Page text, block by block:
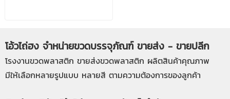
โอ้วไถ่ฮง จำหน่ายขวดบรรจุภัณฑ์ ขายส่ง - ขายปลีก
โรงงานขวดพลาสติก ขายส่งขวดพลาสติก ผลิตสินค้าคุณภาพ
มีให้เลือกหลายรูปแบบ หลายสี ตามความต้องการของลูกค้า